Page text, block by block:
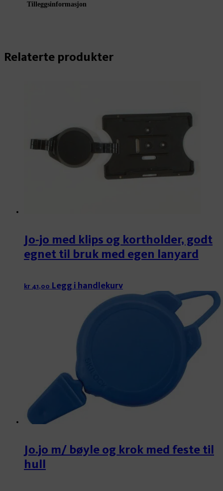
Tilleggsinformasjon
Relaterte produkter
Jo-jo med klips og kortholder, godt
egnet til bruk med egen lanyard
kr 41,00 Legg i handlekurv
Jo.jo m/ bøyle og krok med feste til
hull